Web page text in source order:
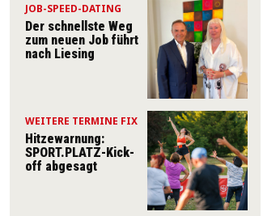
JOB-SPEED-DATING
Der schnellste Weg
zum neuen Job führt
nach Liesing
WEITERE TERMINE FIX
Hitzewarnung:
SPORT.PLATZ-Kick-
off abgesagt